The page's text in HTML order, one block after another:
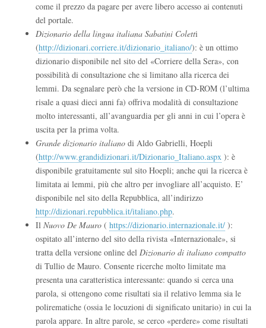
come il prezzo da pagare per avere libero accesso ai contenuti
del portale.
Dizionario della lingua italiana Sabatini Coletti
(http://dizionari.corriere.it/dizionario_italiano/): è un ottimo
dizionario disponibile nel sito del «Corriere della Sera», con
possibilità di consultazione che si limitano alla ricerca dei
lemmi. Da segnalare però che la versione in CD-ROM (l’ultima
risale a quasi dieci anni fa) offriva modalità di consultazione
molto interessanti, all’avanguardia per gli anni in cui l’opera è
uscita per la prima volta.
Grande dizionario italiano di Aldo Gabrielli, Hoepli
(http://www.grandidizionari.it/Dizionario_Italiano.aspx ): è
disponibile gratuitamente sul sito Hoepli; anche qui la ricerca è
limitata ai lemmi, più che altro per invogliare all’acquisto. E’
disponibile nel sito della Repubblica, all’indirizzo
http://dizionari.repubblica.it/italiano.php.
Il Nuovo De Mauro ( https://dizionario.internazionale.it/ ):
ospitato all’interno del sito della rivista «Internazionale», si
tratta della versione online del Dizionario di italiano compatto
di Tullio de Mauro. Consente ricerche molto limitate ma
presenta una caratteristica interessante: quando si cerca una
parola, si ottengono come risultati sia il relativo lemma sia le
polirematiche (ossia le locuzioni di significato unitario) in cui la
parola appare. In altre parole, se cerco «perdere» come risultati